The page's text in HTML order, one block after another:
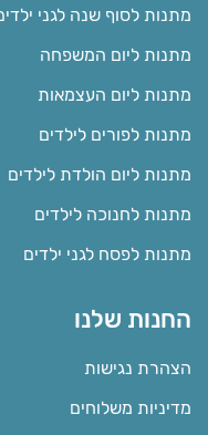
מתנות לסוף שנה לגני
מתנות ליום המשפחה
מתנות ליום העצמאות
מתנות לפורים לילדים
מתנות ליום הולדת לילדים
מתנות לחנוכה לילדים
מתנות לפסח לגני ילדים
החנות שלנו
הצהרת נגישות
מדיניות משלוחים